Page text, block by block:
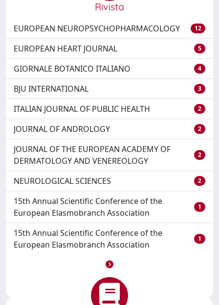
Rivista
EUROPEAN NEUROPSYCHOPHARMACOLOGY 12
EUROPEAN HEART JOURNAL 5
GIORNALE BOTANICO ITALIANO 4
BJU INTERNATIONAL 3
ITALIAN JOURNAL OF PUBLIC HEALTH 2
JOURNAL OF ANDROLOGY 2
JOURNAL OF THE EUROPEAN ACADEMY OF
DERMATOLOGY AND VENEREOLOGY
2
NEUROLOGICAL SCIENCES 2
15th Annual Scientific Conference of the
European Elasmobranch Association
1
15th Annual Scientific Conference of the
European Elasmobranch Association
1